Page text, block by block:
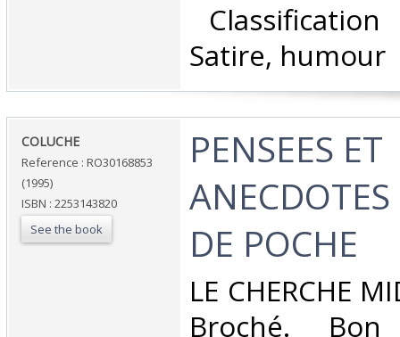
Satire, humour‎
‎COLUCHE‎
Reference : RO30168853
(1995)
ISBN : 2253143820
See the book
‎PENSEES ET
DE POCHE‎
‎LE CHERCHE
Broché.